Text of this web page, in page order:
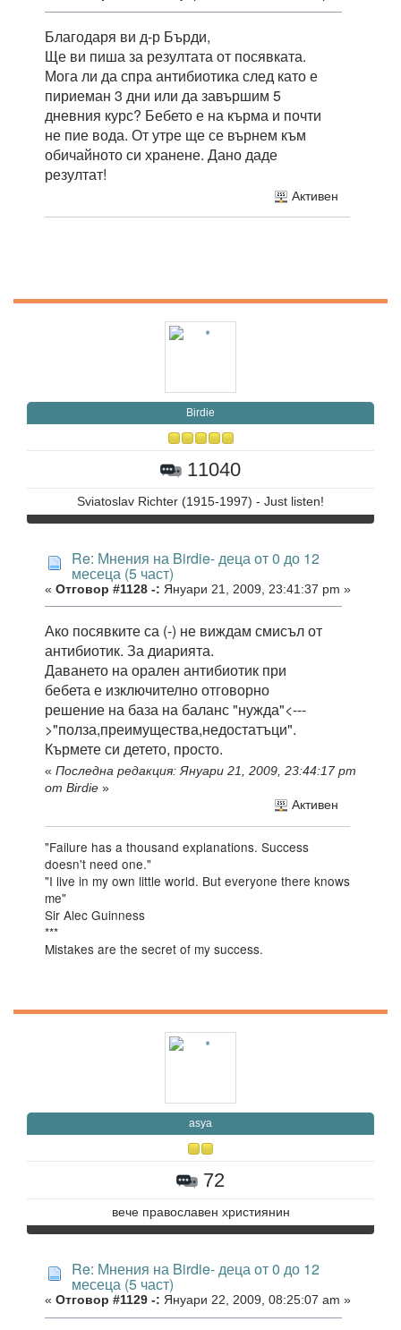
Благодаря ви д-р Бърди,
Ще ви пиша за резултата от посявката.
Мога ли да спра антибиотика след като е
пириеман 3 дни или да завършим 5
дневния курс? Бебето е на кърма и почти
не пие вода. От утре ще се върнем към
обичайното си хранене. Дано даде
резултат!
Активен
Birdie
11040
Sviatoslav Richter (1915-1997) - Just listen!
Re: Мнения на Birdie- деца от 0 до 12
месеца (5 част)
« Отговор #1128 -: Януари 21, 2009, 23:41:37 pm »
Ако посявките са (-) не виждам смисъл от
антибиотик. За диарията.
Даването на орален антибиотик при
бебета е изключително отговорно
решение на база на баланс "нужда"<---
>"полза,преимущества,недостатъци".
Кърмете си детето, просто.
« Последна редакция: Януари 21, 2009, 23:44:17 pm
от Birdie »
Активен
"Failure has a thousand explanations. Success
doesn't need one."
"I live in my own little world. But everyone there knows
me"
Sir Alec Guinness
***
Mistakes are the secret of my success.
asya
72
вече православен християнин
Re: Мнения на Birdie- деца от 0 до 12
месеца (5 част)
« Отговор #1129 -: Януари 22, 2009, 08:25:07 am »